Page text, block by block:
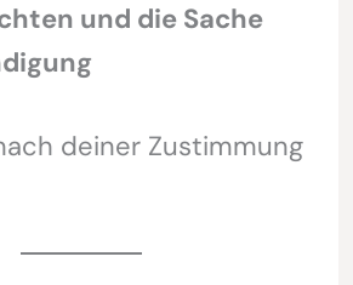
und die Sache
deiner Zustimmung